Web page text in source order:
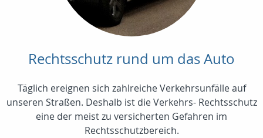
Rechtsschutz rund um das Auto
Täglich ereignen sich zahlreiche Verkehrsunfälle auf
unseren Straßen. Deshalb ist die Verkehrs- Rechtsschutz
eine der meist zu versicherten Gefahren im
Rechtsschutzbereich.